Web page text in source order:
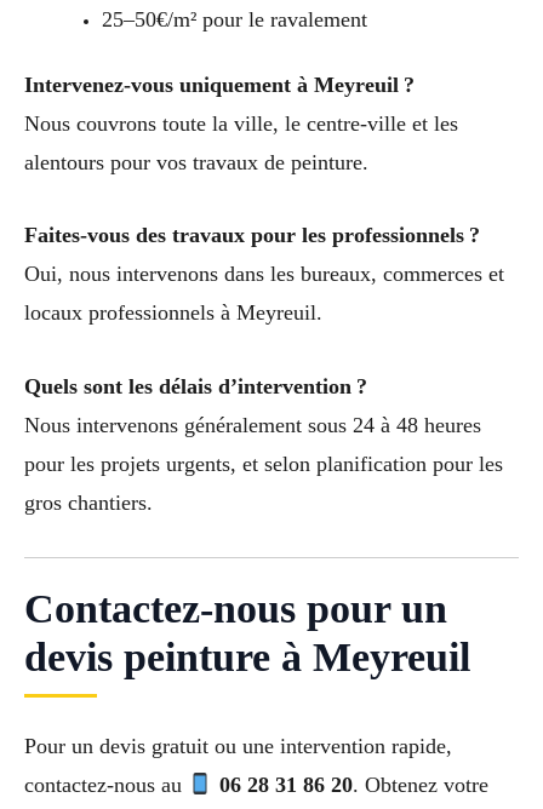
25–50€/m² pour le ravalement
Intervenez-vous uniquement à Meyreuil ?
Nous couvrons toute la ville, le centre-ville et les
alentours pour vos travaux de peinture.
Faites-vous des travaux pour les professionnels ?
Oui, nous intervenons dans les bureaux, commerces et
locaux professionnels à Meyreuil.
Quels sont les délais d’intervention ?
Nous intervenons généralement sous 24 à 48 heures
pour les projets urgents, et selon planification pour les
gros chantiers.
Contactez-nous pour un
devis peinture à Meyreuil
Pour un devis gratuit ou une intervention rapide,
contactez-nous au
06 28 31 86 20. Obtenez votre